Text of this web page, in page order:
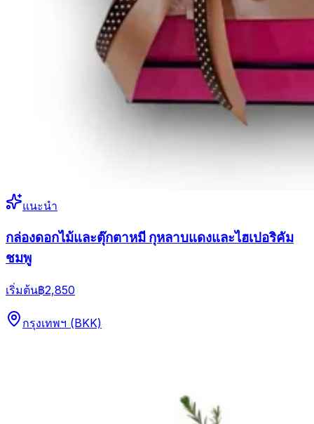
แนะนำ
กล่องดอกไม้และตุ๊กตาหมี กุหลาบแดงและไฮเปอริคัม
ชมพู
เริ่มต้น฿2,850
กรุงเทพฯ (BKK)